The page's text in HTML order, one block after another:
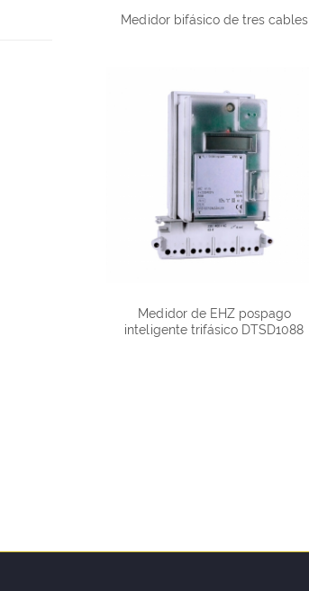
Medidor bifásico de tres cables
Medidor de EHZ pospago
inteligente trifásico DTSD1088